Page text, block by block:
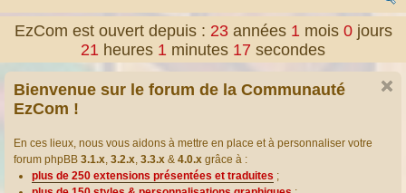
ch
er
EzCom est ouvert depuis : 23 années1 mois0 jours
21 heures 1 minutes 18 secondes
Bienvenue sur le forum de la Communauté
EzCom !
En ces lieux, nous vous aidons à mettre en place et à personnaliser votre
forum phpBB 3.1.x, 3.2.x, 3.3.x & 4.0.x grâce à :
plus de 250 extensions présentées et traduites ;